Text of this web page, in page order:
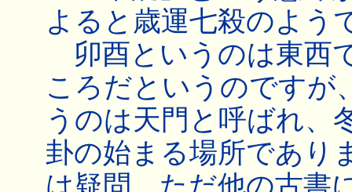
よると歳運七殺のよう
卯酉というのは東西
ころだというのですが
うのは天門と呼ばれ、
卦の始まる場所であり
は疑問。ただ他の古書